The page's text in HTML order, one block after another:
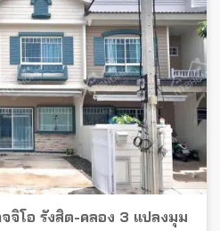
จิโอ รังสิต-คลอง 3 แปลงมุม